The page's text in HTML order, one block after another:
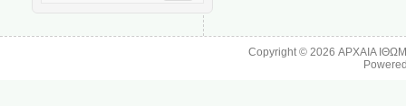
Copyright © 2026ΑΡΧΑΙΑ